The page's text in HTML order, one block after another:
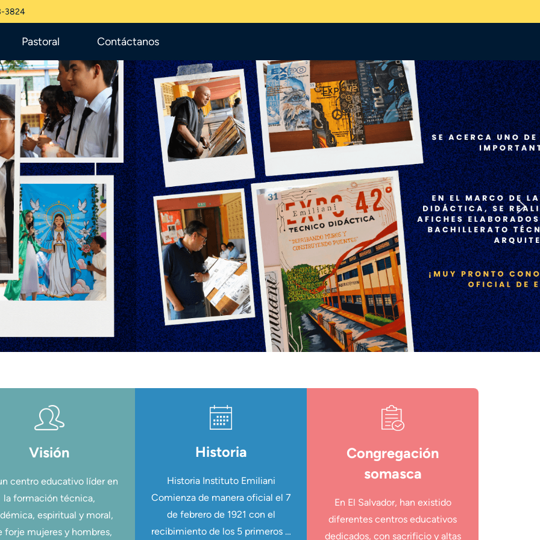
3824
Pastoral Contáctanos
Visión
centro educativo líder en
la formación técnica,
espiritual y moral,
forje mujeres y hombres,
Historia
Historia Instituto Emiliani
Comienza de manera oficial el 7
de febrero de 1921 con el
recibimiento de los 5 primeros …
Congregación
somasca
En El Salvador, han existido
diferentes centros educativos
dedicados, con sacrificio y altas